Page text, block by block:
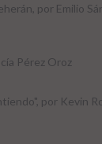
por Emilio
Pérez Oroz
por Kevin